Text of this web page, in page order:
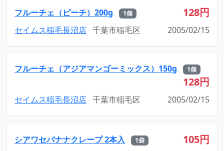
フルーチェ（ピーチ）200g 1個 128円
セイムス稲毛長沼店 千葉市稲毛区 2005/02/15
フルーチェ（アジアマンゴーミックス）150g 1個
128円
セイムス稲毛長沼店 千葉市稲毛区 2005/02/15
シアワセバナナクレープ 2本入 1袋 105円